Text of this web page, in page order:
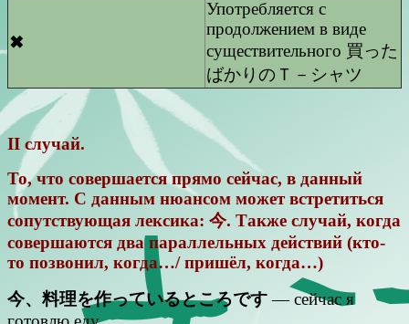
✖
Употребляется с
продолжением в виде
существительного 買った
ばかりのＴ－シャツ
II случай.
То, что совершается прямо сейчас, в данный
момент. С данным нюансом может встретиться
сопутствующая лексика: 今. Также случай, когда
совершаются два параллельных действий (кто-
то позвонил, когда…/ пришёл, когда…)
今、料理を作っているところです— сейчас я